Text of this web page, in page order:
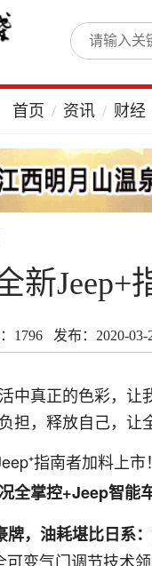
首页 资讯 财经
新
1796 发布：2020-03-
中真正的色彩，
担，释放自己，让
全掌控+Jeep智
，油耗堪比日系：
变气门调节技术